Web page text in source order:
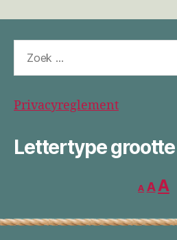
naar:
Privacyreglement
Lettertype
Agrootte
AA